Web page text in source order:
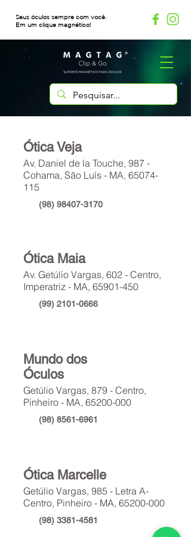
Seus óculos sempre com você.
Em um clique magnético!
Ótica Veja
Av. Daniel de la Touche, 987 -
Cohama, São Luís - MA, 65074-
115
(98) 98407-3170
Ótica Maia
Av. Getúlio Vargas, 602 - Centro,
Imperatriz - MA, 65901-450
(99) 2101-0666
Mundo dos
Óculos
Getúlio Vargas, 879 - Centro,
Pinheiro - MA, 65200-000
(98) 8561-6961
Ótica Marcelle
Getúlio Vargas, 985 - Letra A-
Centro, Pinheiro - MA, 65200-000
(98) 3381-4581